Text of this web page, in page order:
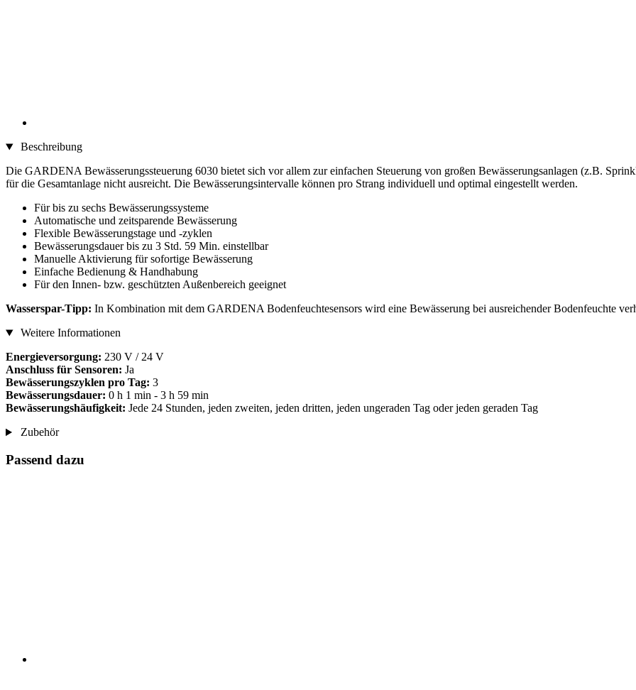
Beschreibung
Die GARDENA Bewässerungssteuerung 6030 bietet sich vor allem zur einfachen Steuerung von großen Bewässerungsanlagen (z.B.
für die Gesamtanlage nicht ausreicht. Die Bewässerungsintervalle können pro Strang individuell und optimal eingestellt werden.
Für bis zu sechs Bewässerungssysteme
Automatische und zeitsparende Bewässerung
Flexible Bewässerungstage und -zyklen
Bewässerungsdauer bis zu 3 Std. 59 Min. einstellbar
Manuelle Aktivierung für sofortige Bewässerung
Einfache Bedienung & Handhabung
Für den Innen- bzw. geschützten Außenbereich geeignet
Wasserspar-Tipp: In Kombination mit dem GARDENA Bodenfeuchtesensors wird eine Bewässerung bei ausreichender Bodenfeuchte
Weitere Informationen
Energieversorgung: 230 V / 24 V
Anschluss für Sensoren: Ja
Bewässerungszyklen pro Tag: 3
Bewässerungsdauer: 0 h 1 min - 3 h 59 min
Bewässerungshäufigkeit: Jede 24 Stunden, jeden zweiten, jeden dritten, jeden ungeraden Tag oder jeden geraden Tag
Zubehör
Passend dazu